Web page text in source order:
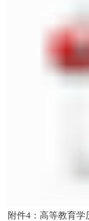
附件4：高等教育